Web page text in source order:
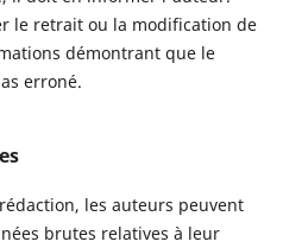
le retrait ou la modification de
démontrant que le
erroné.
les auteurs peuvent
brutes relatives à leur